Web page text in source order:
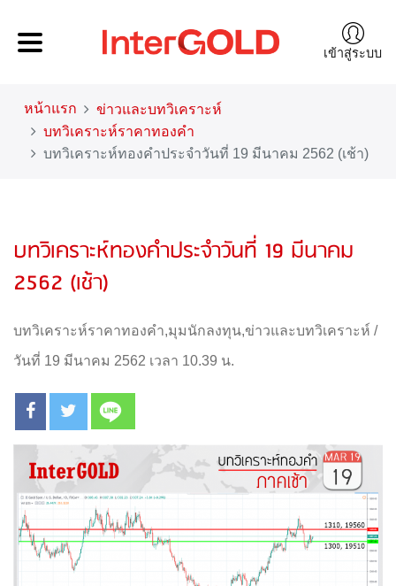
เข้าสู่ระบบ
หน้าแรก
ข่าวและบทวิเคราะห์
บทวิเคราะห์ราคาทองคำ
บทวิเคราะห์ทองคำประจำวันที่ 19 มีนาคม 2562 (เช้า)
บทวิเคราะห์ทองคำประจำวันที่ 19 มีนาคม
2562 (เช้า)
บทวิเคราะห์ราคาทองคำ,มุมนักลงทุน,ข่าวและบทวิเคราะห์ /
วันที่ 19 มีนาคม 2562 เวลา 10.39 น.